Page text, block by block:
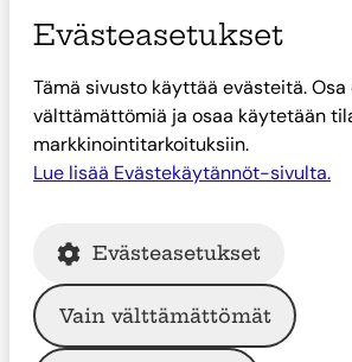
Päätöksenteko
Talous
Yhteystiedot
Tietoa Suonenjoesta
Tietoa Suonenjoesta
Evästeasetukset
Tämä sivusto käyttää evästeitä.
välttämättömiä ja osaa käytetään
markkinointitarkoituksiin.
Lue lisää Evästekäytännöt-sivulta.
Evästeasetukset
Vain välttämättömät